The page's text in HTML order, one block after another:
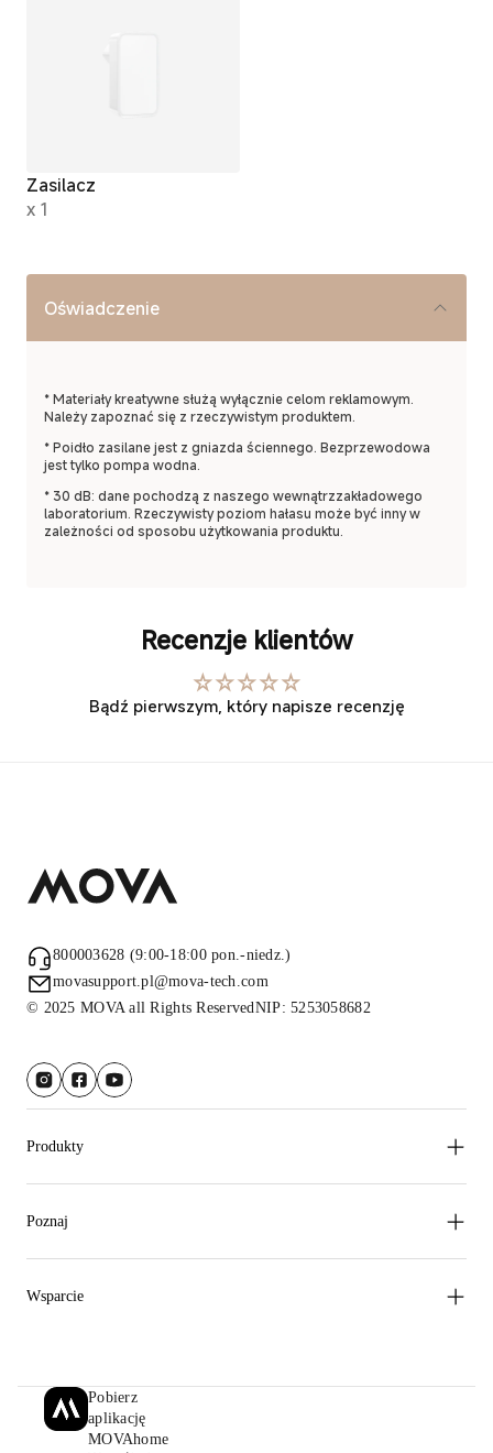
Zasilacz
x 1
Oświadczenie
* Materiały kreatywne służą wyłącznie celom reklamowym.
Należy zapoznać się z rzeczywistym produktem.
* Poidło zasilane jest z gniazda ściennego. Bezprzewodowa
jest tylko pompa wodna.
* 30 dB: dane pochodzą z naszego wewnątrzzakładowego
laboratorium. Rzeczywisty poziom hałasu może być inny w
zależności od sposobu użytkowania produktu.
Recenzje klientów
Bądź pierwszym, który napisze recenzję
800003628 (9:00-18:00 pon.-niedz.)
movasupport.pl@mova-tech.com
© 2025 MOVA all Rights ReservedNIP: 5253058682
Produkty
Poznaj
Wsparcie
Pobierz
aplikację
MOVAhome